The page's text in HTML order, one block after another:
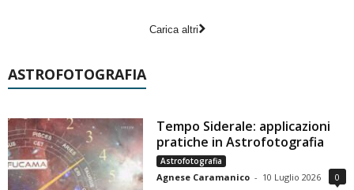
Carica altri
ASTROFOTOGRAFIA
Tempo Siderale: applicazioni
pratiche in Astrofotografia
Astrofotografia
Agnese Caramanico - 10 Luglio 2026 0